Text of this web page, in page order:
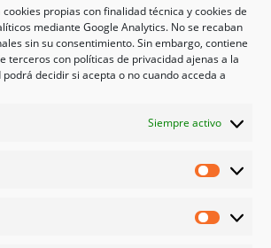
propias con finalidad técnica y cookies de
mediante Google Analytics. No se recaban
sin su consentimiento. Sin embargo, contiene
terceros con políticas de privacidad ajenas a la
podrá decidir si acepta o no cuando acceda a
Siempre activo